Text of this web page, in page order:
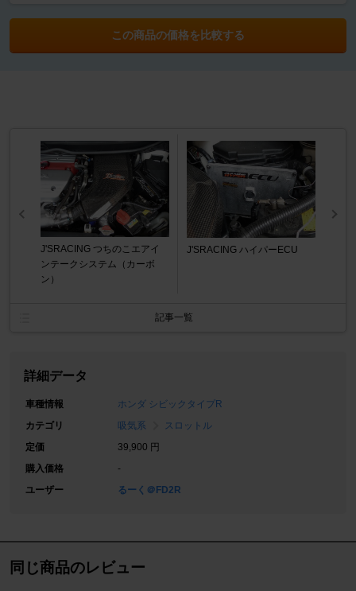
この商品の価格を比較する
J'SRACING つちのこエアイ
ンテークシステム（カーボ
ン）
J'SRACING ハイパーECU
記事一覧
詳細データ
車種情報
ホンダ シビックタイプR
カテゴリ
吸気系
スロットル
定価
39,900 円
購入価格
-
ユーザー
るーく＠FD2R
同じ商品のレビュー